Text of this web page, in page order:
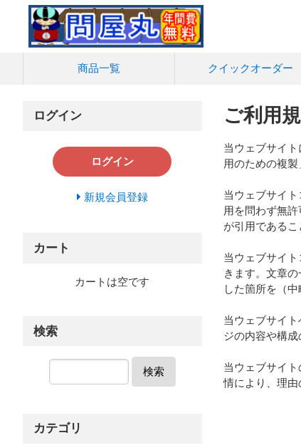
商品一覧 クイックオーダー
ご利用
当ウェブサイ
用のための複
当ウェブサイ
用を問わず無
が引用である
当ウェブサイ
きます。文章
した箇所を（
当ウェブサイ
ジの内容や構
当ウェブサイ
情により、理由
ログイン
ログイン
新規会員登録
カート
カートは空です
検索
検索
カテゴリ